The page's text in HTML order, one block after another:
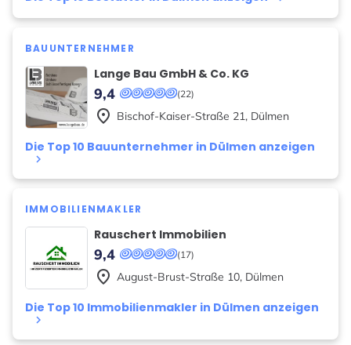
BAUUNTERNEHMER
Lange Bau GmbH & Co. KG
(22)
9,4
Die Top 10 Bauunternehmer in Dülmen anzeigen
keyboard_arrow_right
place Bischof-Kaiser-Straße 21, Dülmen
IMMOBILIENMAKLER
Rauschert Immobilien
(17)
9,4
Die Top 10 Immobilienmakler in Dülmen anzeigen
keyboard_arrow_right
place August-Brust-Straße 10, Dülmen